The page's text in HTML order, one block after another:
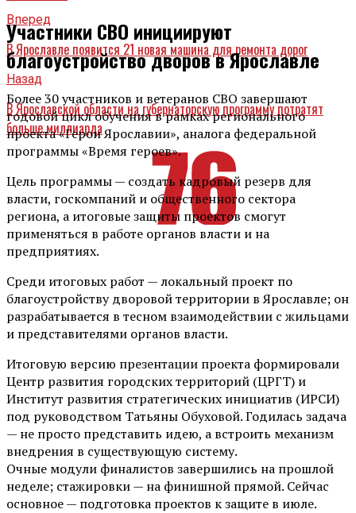
Вперед
В Ярославле появится 21 новая машина для ремонта дорог
Назад
В Ярославской области на губернаторскую программу потратят
больше миллиарда
Участники СВО инициируют
благоустройство дворов в Ярославле
Более 30 участников и ветеранов СВО завершают
годовой цикл обучения в рамках регионального
проекта «Герои Ярославии», аналога федеральной
программы «Время героев».
Цель программы — создать кадровый резерв для
власти, госкомпаний и общественного сектора
региона, а итоговые защиты проектов смогут
применяться в работе органов власти и на
предприятиях.
Среди итоговых работ — локальный проект по
благоустройству дворовой территории в Ярославле; он
разрабатывается в тесном взаимодействии с жильцами
и представителями органов власти.
Итоговую версию презентации проекта формировали
Центр развития городских территорий (ЦРГТ) и
Институт развития стратегических инициатив (ИРСИ)
под руководством Татьяны Обуховой. Годилась задача
— не просто представить идею, а встроить механизм
внедрения в существующую систему.
Очные модули финалистов завершились на прошлой
неделе; стажировки — на финишной прямой. Сейчас
основное — подготовка проектов к защите в июле.